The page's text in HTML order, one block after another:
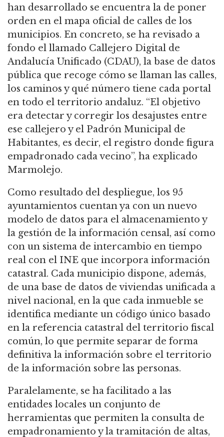
han desarrollado se encuentra la de poner
orden en el mapa oficial de calles de los
municipios. En concreto, se ha revisado a
fondo el llamado Callejero Digital de
Andalucía Unificado (CDAU), la base de datos
pública que recoge cómo se llaman las calles,
los caminos y qué número tiene cada portal
en todo el territorio andaluz. “El objetivo
era detectar y corregir los desajustes entre
ese callejero y el Padrón Municipal de
Habitantes, es decir, el registro donde figura
empadronado cada vecino”, ha explicado
Marmolejo.
Como resultado del despliegue, los 95
ayuntamientos cuentan ya con un nuevo
modelo de datos para el almacenamiento y
la gestión de la información censal, así como
con un sistema de intercambio en tiempo
real con el INE que incorpora información
catastral. Cada municipio dispone, además,
de una base de datos de viviendas unificada a
nivel nacional, en la que cada inmueble se
identifica mediante un código único basado
en la referencia catastral del territorio fiscal
común, lo que permite separar de forma
definitiva la información sobre el territorio
de la información sobre las personas.
Paralelamente, se ha facilitado a las
entidades locales un conjunto de
herramientas que permiten la consulta de
empadronamiento y la tramitación de altas,